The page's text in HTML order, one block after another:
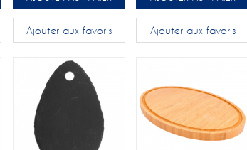
Ajouter aux favoris Ajouter aux favoris